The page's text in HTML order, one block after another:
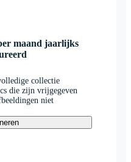
maand jaarlijks
collectie
die zijn vrijgegeven
niet